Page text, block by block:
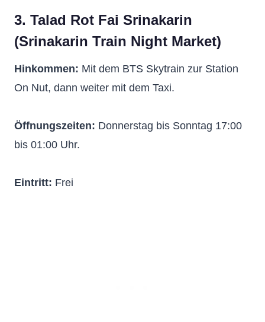
3. Talad Rot Fai Srinakarin
(Srinakarin Train Night Market)
Hinkommen: Mit dem BTS Skytrain zur Station
On Nut, dann weiter mit dem Taxi.
Öffnungszeiten: Donnerstag bis Sonntag 17:00
bis 01:00 Uhr.
Eintritt: Frei